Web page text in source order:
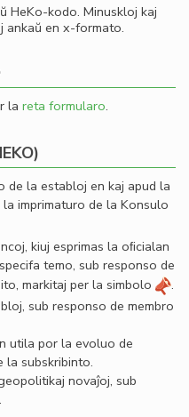
HeKo-kodo. Minuskloj kaj
ankaŭ en x-formato.
la reta formularo.
de la establoj en kaj apud la
imprimaturo de la Konsulo
kiuj esprimas la oﬁcialan
temo, sub responso de
markitaj per la simbolo
.
sub responso de membro
utila por la evoluo de
la subskribinto.
novaĵoj, sub